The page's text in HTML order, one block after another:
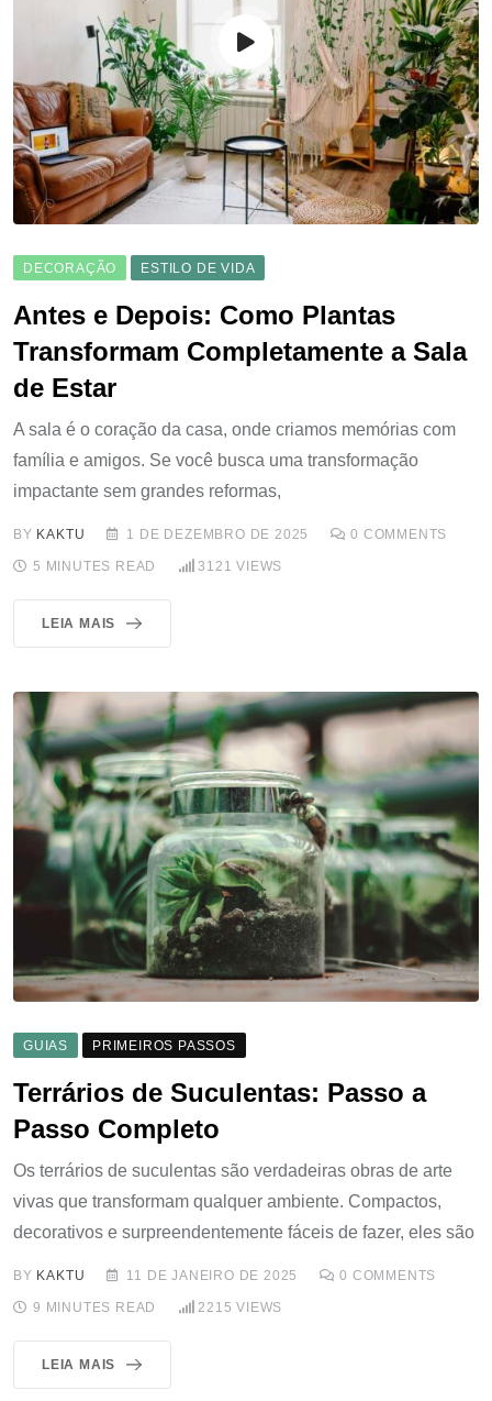
DECORAÇÃO ESTILO DE VIDA
Antes e Depois: Como Plantas
Transformam Completamente a Sala
de Estar
A sala é o coração da casa, onde criamos memórias com
família e amigos. Se você busca uma transformação
impactante sem grandes reformas,
BY KAKTU 1 DE DEZEMBRO DE 2025 0 COMMENTS
5 MINUTES READ 3121 VIEWS
LEIA MAIS
GUIAS PRIMEIROS PASSOS
Terrários de Suculentas: Passo a
Passo Completo
Os terrários de suculentas são verdadeiras obras de arte
vivas que transformam qualquer ambiente. Compactos,
decorativos e surpreendentemente fáceis de fazer, eles são
BY KAKTU 11 DE JANEIRO DE 2025 0 COMMENTS
9 MINUTES READ 2215 VIEWS
LEIA MAIS